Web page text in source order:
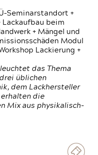
Seminarstandort +
Lackaufbau beim
+ Mängel und
Modul
Lackierung +
das Thema
üblichen
dem Lackhersteller
erhalten die
Mix aus physikalisch-